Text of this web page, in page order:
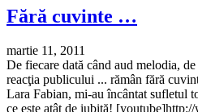
Fără cuvinte …
martie 11, 2011
De fiecare dată când aud melodia,
reacţia publicului ... rămân fără
Lara Fabian, mi-au încântat sufletul
ce este atât de iubită!